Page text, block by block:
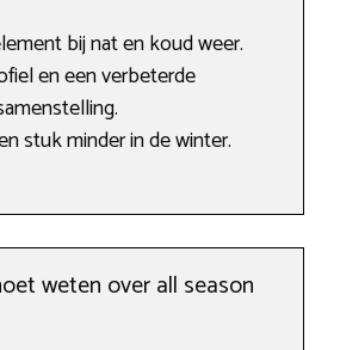
bij nat en koud weer.
en een verbeterde
stuk minder in de winter.
weten over all season